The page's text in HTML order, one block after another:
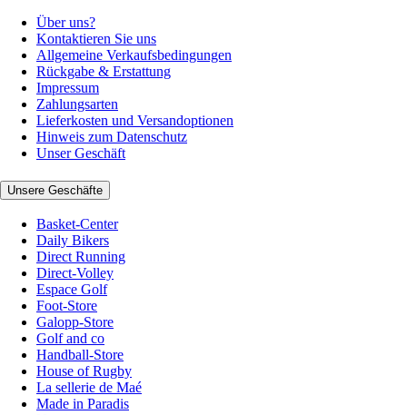
Über uns?
Kontaktieren Sie uns
Allgemeine Verkaufsbedingungen
Rückgabe & Erstattung
Impressum
Zahlungsarten
Lieferkosten und Versandoptionen
Hinweis zum Datenschutz
Unser Geschäft
Unsere Geschäfte
Basket-Center
Daily Bikers
Direct Running
Direct-Volley
Espace Golf
Foot-Store
Galopp-Store
Golf and co
Handball-Store
House of Rugby
La sellerie de Maé
Made in Paradis